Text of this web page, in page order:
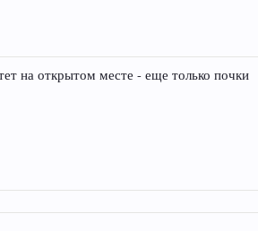
на открытом месте - еще только почки